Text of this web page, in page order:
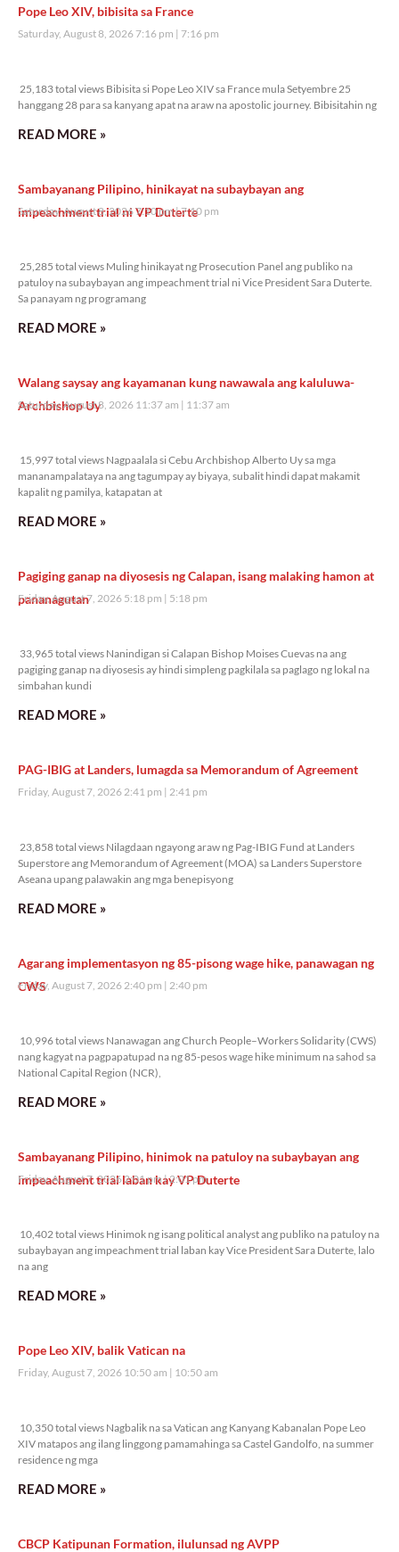
Pope Leo XIV, bibisita sa France
Saturday, August 8, 2026 7:16 pm 7:16 pm
25,183 total views Bibisita si Pope Leo XIV sa France mula Setyembre 25
hanggang 28 para sa kanyang apat na araw na apostolic journey. Bibisitahin ng
READ MORE »
Sambayanang Pilipino, hinikayat na subaybayan ang
impeachment trial ni VP Duterte
Saturday, August 8, 2026 7:10 pm 7:10 pm
25,285 total views Muling hinikayat ng Prosecution Panel ang publiko na
patuloy na subaybayan ang impeachment trial ni Vice President Sara Duterte.
Sa panayam ng programang
READ MORE »
Walang saysay ang kayamanan kung nawawala ang kaluluwa-
Archbishop Uy
Saturday, August 8, 2026 11:37 am 11:37 am
15,997 total views Nagpaalala si Cebu Archbishop Alberto Uy sa mga
mananampalataya na ang tagumpay ay biyaya, subalit hindi dapat makamit
kapalit ng pamilya, katapatan at
READ MORE »
Pagiging ganap na diyosesis ng Calapan, isang malaking hamon at
pananagutan
Friday, August 7, 2026 5:18 pm 5:18 pm
33,965 total views Nanindigan si Calapan Bishop Moises Cuevas na ang
pagiging ganap na diyosesis ay hindi simpleng pagkilala sa paglago ng lokal na
simbahan kundi
READ MORE »
PAG-IBIG at Landers, lumagda sa Memorandum of Agreement
Friday, August 7, 2026 2:41 pm 2:41 pm
23,858 total views Nilagdaan ngayong araw ng Pag-IBIG Fund at Landers
Superstore ang Memorandum of Agreement (MOA) sa Landers Superstore
Aseana upang palawakin ang mga benepisyong
READ MORE »
Agarang implementasyon ng 85-pisong wage hike, panawagan ng
CWS
Friday, August 7, 2026 2:40 pm 2:40 pm
10,996 total views Nanawagan ang Church People–Workers Solidarity (CWS)
nang kagyat na pagpapatupad na ng 85-pesos wage hike minimum na sahod sa
National Capital Region (NCR),
READ MORE »
Sambayanang Pilipino, hinimok na patuloy na subaybayan ang
impeachment trial laban kay VP Duterte
Friday, August 7, 2026 2:01 pm 2:01 pm
10,402 total views Hinimok ng isang political analyst ang publiko na patuloy na
subaybayan ang impeachment trial laban kay Vice President Sara Duterte, lalo
na ang
READ MORE »
Pope Leo XIV, balik Vatican na
Friday, August 7, 2026 10:50 am 10:50 am
10,350 total views Nagbalik na sa Vatican ang Kanyang Kabanalan Pope Leo
XIV matapos ang ilang linggong pamamahinga sa Castel Gandolfo, na summer
residence ng mga
READ MORE »
CBCP Katipunan Formation, ilulunsad ng AVPP